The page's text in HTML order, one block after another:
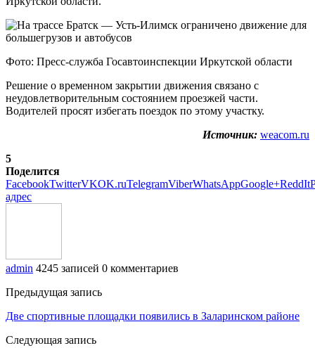
Фото: Пресс-служба Госавтоинспекции Иркутской области
Решение о временном закрытии движения связано с
неудовлетворительным состоянием проезжей части.
Водителей просят избегать поездок по этому участку.
Источник: weacom.ru
5
Поделится
FacebookTwitterVKOK.ruTelegramViberWhatsAppGoogle+ReddIt
адрес
admin 4245 записей 0 комментариев
Предыдущая запись
Две спортивные площадки появились в Заларинском районе
Следующая запись